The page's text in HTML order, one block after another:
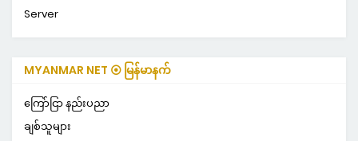
Server
MYANMAR NET ⦿ မြန်မာနက်
ကြော်ငြာ နည်းပညာ
ချစ်သူများ